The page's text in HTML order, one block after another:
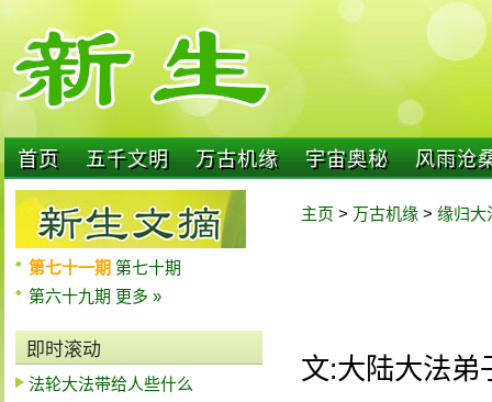
首页 五千文明 万古机缘 宇宙奥秘 风雨沧
第七十一期 第七十期
第六十九期 更多 »
即时滚动
法轮大法带给人些什么
主页 > 万古机缘 > 缘归大
文:大陆大法弟